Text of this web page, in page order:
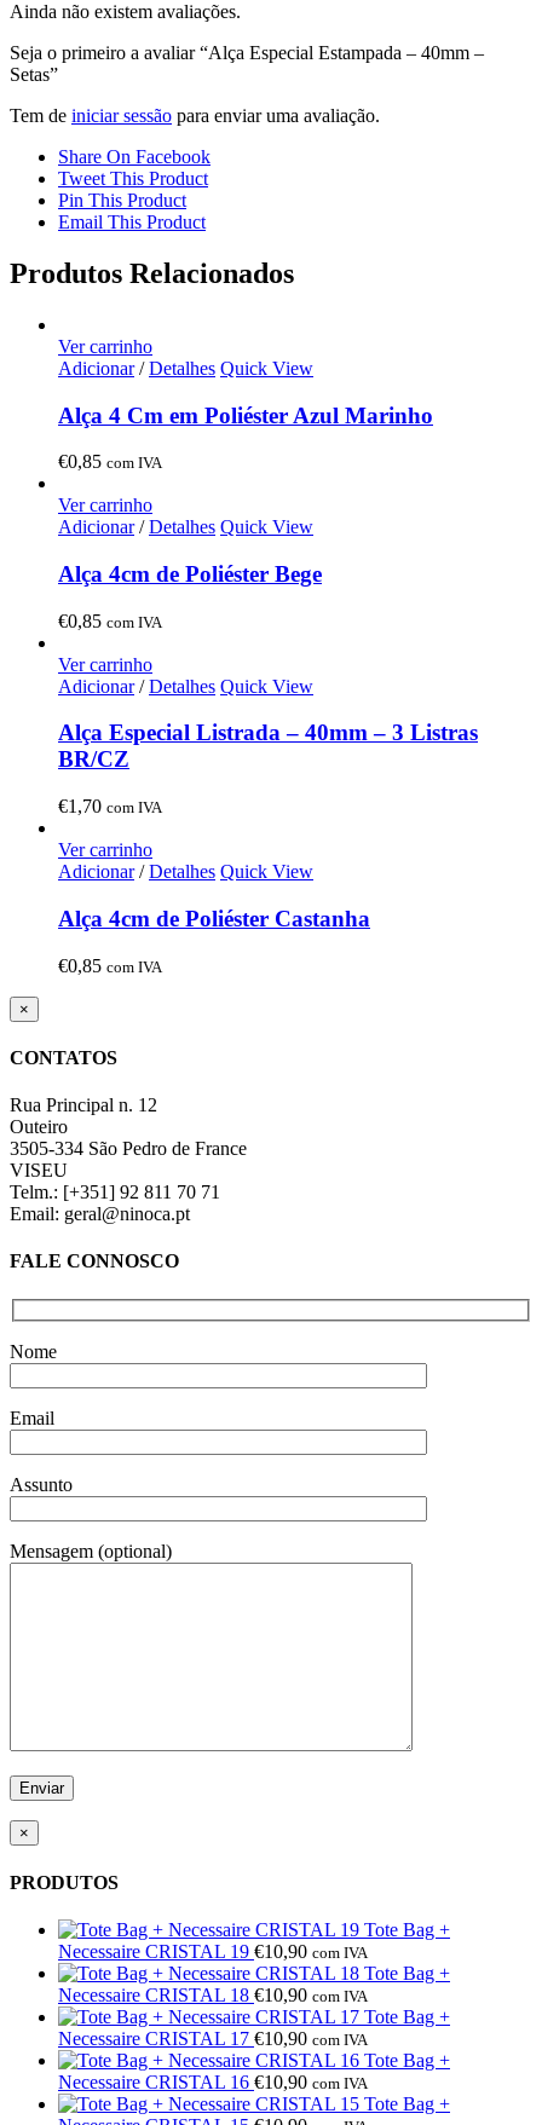
Ainda não existem avaliações.
Seja o primeiro a avaliar “Alça Especial Estampada – 40mm –
Setas”
Tem de iniciar sessão para enviar uma avaliação.
Share On Facebook
Tweet This Product
Pin This Product
Email This Product
Produtos Relacionados
Ver carrinho
Adicionar/ Detalhes Quick View
Alça 4 Cm em Poliéster Azul Marinho
€0,85 com IVA
Ver carrinho
Adicionar/ Detalhes Quick View
Alça 4cm de Poliéster Bege
€0,85 com IVA
Ver carrinho
Adicionar/ Detalhes Quick View
Alça Especial Listrada – 40mm – 3 Listras
BR/CZ
€1,70 com IVA
Ver carrinho
Adicionar/ Detalhes Quick View
Alça 4cm de Poliéster Castanha
€0,85 com IVA
Close
product
view
×
CONTATOS
Rua Principal n. 12
Outeiro
3505-334 São Pedro de France
VISEU
Telm.: [+351] 92 811 70 71
Email: geral@ninoca.pt
FALE CONNOSCO
Nome
Email
Assunto
Mensagem (optional)
×
PRODUTOS
Tote Bag +
Necessaire CRISTAL 19 €10,90 com IVA
Tote Bag +
Necessaire CRISTAL 18 €10,90 com IVA
Tote Bag +
Necessaire CRISTAL 17 €10,90 com IVA
Tote Bag +
Necessaire CRISTAL 16 €10,90 com IVA
Tote Bag +